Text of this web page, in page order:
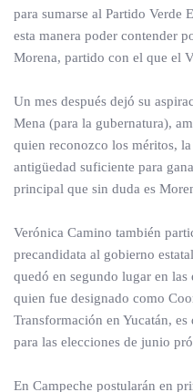
para sumarse al Partido Verde
esta manera poder contender
Morena, partido con el que el
Un mes después dejó su
Mena (para la gubernatura),
quien reconozco los méritos,
antigüedad suficiente para
principal que sin duda es
Verónica Camino también
precandidata al gobierno
quedó en segundo lugar en las
quien fue designado como
Transformación en Yucatán,
para las elecciones de junio
En Campeche postularán en